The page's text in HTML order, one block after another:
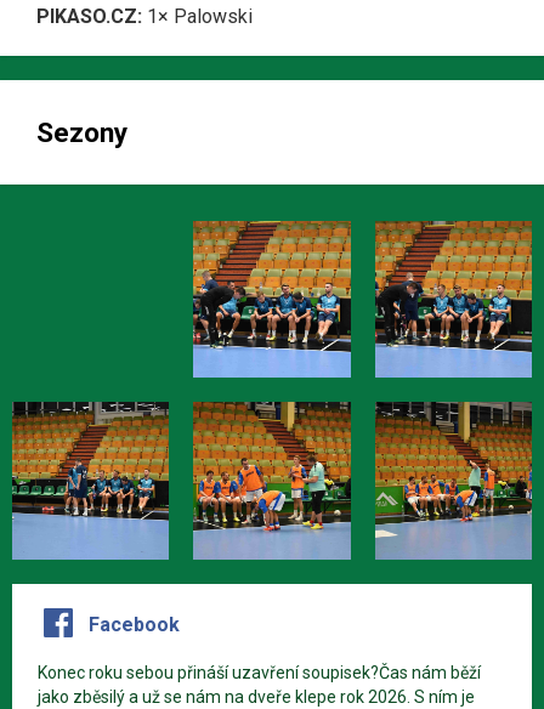
PIKASO.CZ: 1× Palowski
Sezony
Facebook
Konec roku sebou přináší uzavření soupisek?Čas nám běží
jako zběsilý a už se nám na dveře klepe rok 2026. S ním je